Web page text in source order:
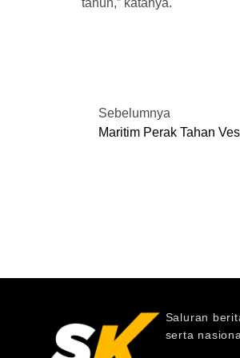
Sebelumnya
Maritim Perak Tahan
Saluran
serta